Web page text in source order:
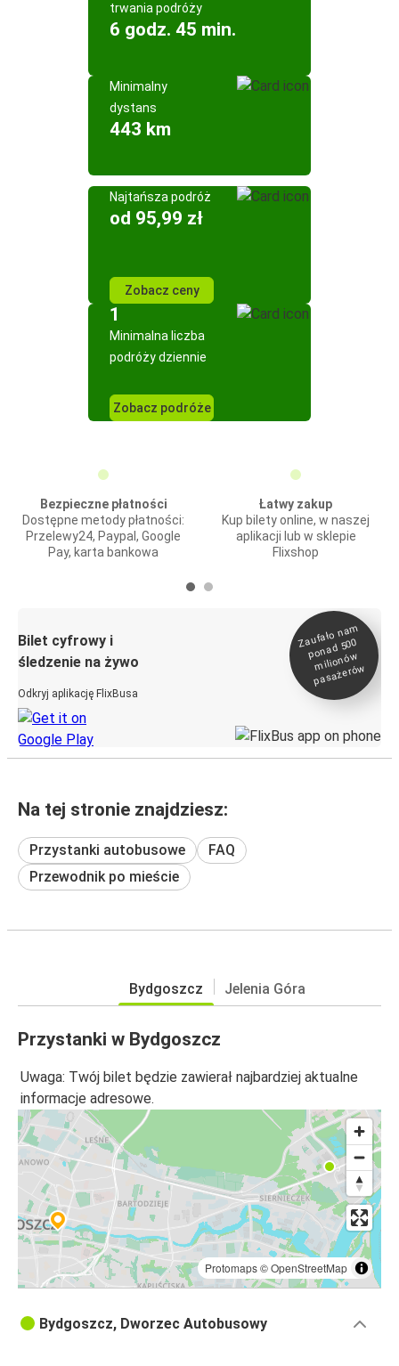
trwania podróży
6 godz. 45 min.
Minimalny
dystans
443 km
Najtańsza podróż
od 95,99 zł
Zobacz ceny
1
Minimalna liczba
podróży dziennie
Zobacz podróże
Bezpieczne płatności
Dostępne metody płatności:
Przelewy24, Paypal, Google
Pay, karta bankowa
Łatwy zakup
Kup bilety online, w naszej
aplikacji lub w sklepie
Flixshop
Bilet cyfrowy i
śledzenie na żywo
Odkryj aplikację FlixBusa
Zaufało na
m
ponad 500
milionó
w
pasażeró
w
Na tej stronie znajdziesz:
Przystanki autobusowe
FAQ
Przewodnik po mieście
Bydgoszcz Jelenia Góra
Przystanki w Bydgoszcz
Uwaga: Twój bilet będzie zawierał najbardziej aktualne
informacje adresowe.
Protomaps©OpenStreetMap
Bydgoszcz, Dworzec Autobusowy